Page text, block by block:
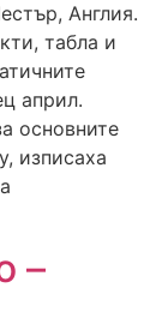
Англия.
табла и
април.
основните
изписаха
–